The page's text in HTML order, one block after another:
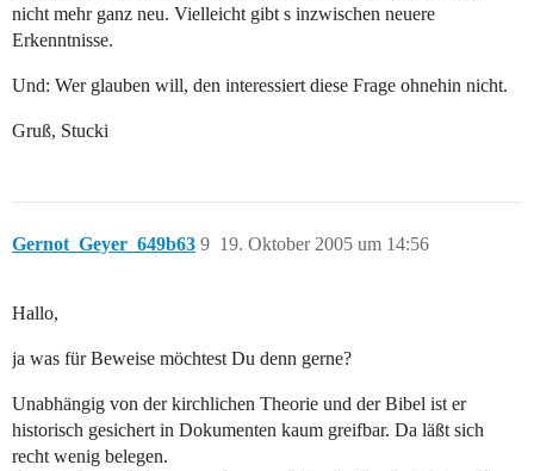
nicht mehr ganz neu. Vielleicht gibt s inzwischen neuere
Erkenntnisse.
Und: Wer glauben will, den interessiert diese Frage ohnehin nicht.
Gruß, Stucki
Gernot_Geyer_649b63 19. Oktober 2005 um 14:56
9
Hallo,
ja was für Beweise möchtest Du denn gerne?
Unabhängig von der kirchlichen Theorie und der Bibel ist er
historisch gesichert in Dokumenten kaum greifbar. Da läßt sich
recht wenig belegen.